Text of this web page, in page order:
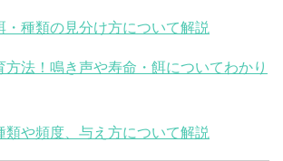
・種類の見分け方について解説
方法！鳴き声や寿命・餌についてわかり
類や頻度、与え方について解説